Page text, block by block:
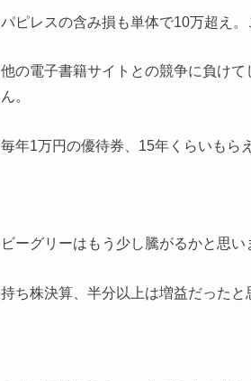
パピレスの含み損も単体で10万超え
他の電子書籍サイトとの競争に負け
ん。
毎年1万円の優待券、15年くらいもら
ビーグリーはもう少し騰がるかと思い
持ち株決算、半分以上は増益だったと